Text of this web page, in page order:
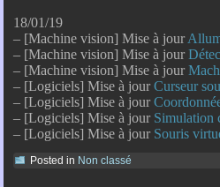
18/01/19
– [Machine vision] Mise à jour
– [Machine vision] Mise à jour
– [Machine vision] Mise à jour
– [Logiciels] Mise à jourCurseur
– [Logiciels] Mise à jour
– [Logiciels] Mise à jour Simulation
– [Logiciels] Mise à jour Souris
Posted in Non classé